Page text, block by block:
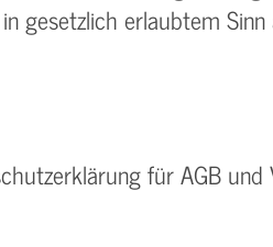
gesetzlich erlaubtem
für AGB und